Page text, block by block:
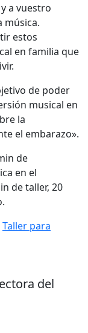
a vuestro
música.
estos
en familia que
de poder
musical en
la
el embarazo».
de
en el
de taller, 20
Taller para
del